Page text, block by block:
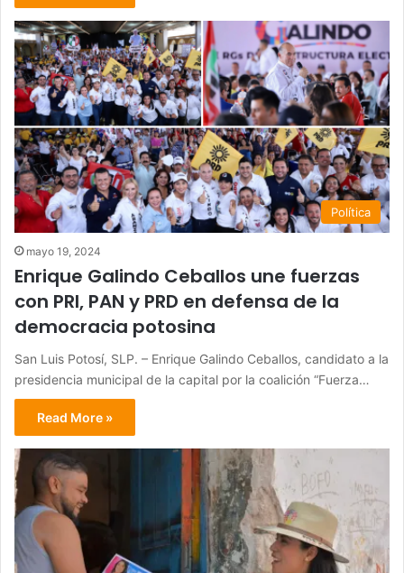
Política
mayo 19, 2024
Enrique Galindo Ceballos une fuerzas
con PRI, PAN y PRD en defensa de la
democracia potosina
San Luis Potosí, SLP. – Enrique Galindo Ceballos, candidato a la
presidencia municipal de la capital por la coalición “Fuerza…
Read More »